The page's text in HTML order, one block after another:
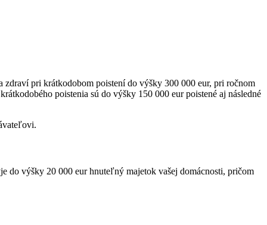
zdraví pri krátkodobom poistení do výšky 300 000 eur, pri ročnom
poistenia sú do výšky 150 000 eur poistené aj následné
do výšky 20 000 eur hnuteľný majetok vašej domácnosti, pričom